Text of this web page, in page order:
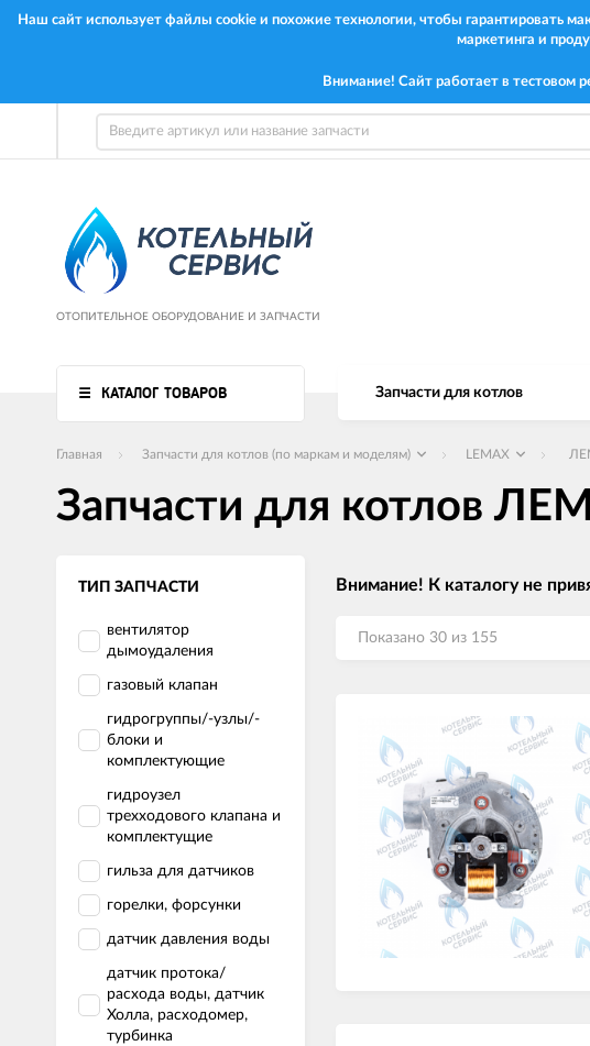
Наш сайт использует файлы cookie и похожие технологии, чтобы гарантировать
маркетинга и
Внимание! Сайт работает в тестовом
ОТОПИТЕЛЬНОЕ ОБОРУДОВАНИЕ И ЗАПЧАСТИ
КАТАЛОГ ТОВАРОВ Запчасти для котлов
Главная Запчасти для котлов (по маркам и моделям) LEMAX
Запчасти для котлов
ТИП ЗАПЧАСТИ
вентилятор
дымоудаления
газовый клапан
гидрогруппы/-узлы/-
блоки и
комплектующие
гидроузел
трехходового клапана и
комплектущие
гильза для датчиков
горелки, форсунки
датчик давления воды
датчик протока/
расхода воды, датчик
Холла, расходомер,
турбинка
Внимание! К каталогу не
Показано 30 из 155